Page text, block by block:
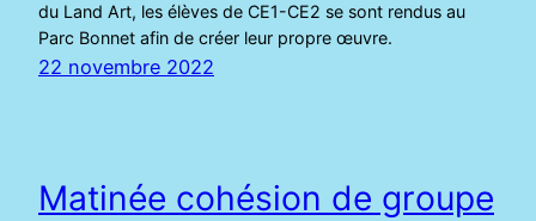
du Land Art, les élèves de CE1-CE2 se sont rendus au
Parc Bonnet afin de créer leur propre œuvre.
22 novembre 2022
Matinée cohésion de groupe